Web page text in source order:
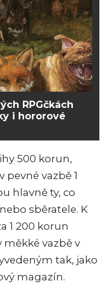
RPGčkách
i hororové
500 korun,
pevné vazbě 1
hlavně ty, co
sběratele. K
1 200 korun
měkké vazbě v
tak, jako
magazín.